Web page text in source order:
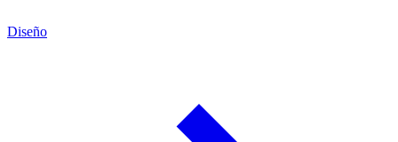
Diseño